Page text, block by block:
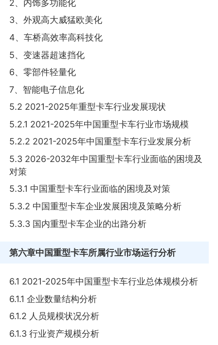
2、内饰多功能化
3、外观高大威猛欧美化
4、车桥高效率高科技化
5、变速器超速挡化
6、零部件轻量化
7、智能电子信息化
5.2 2021-2025年重型卡车行业发展现状
5.2.1 2021-2025年中国重型卡车行业市场规模
5.2.2 2021-2025年中国重型卡车行业发展分析
5.3 2026-2032年中国重型卡车行业面临的困境及
对策
5.3.1 中国重型卡车行业面临的困境及对策
5.3.2 中国重型卡车企业发展困境及策略分析
5.3.3 国内重型卡车企业的出路分析
第六章中国重型卡车所属行业市场运行分析
6.1 2021-2025年中国重型卡车行业总体规模分析
6.1.1 企业数量结构分析
6.1.2 人员规模状况分析
6.1.3 行业资产规模分析